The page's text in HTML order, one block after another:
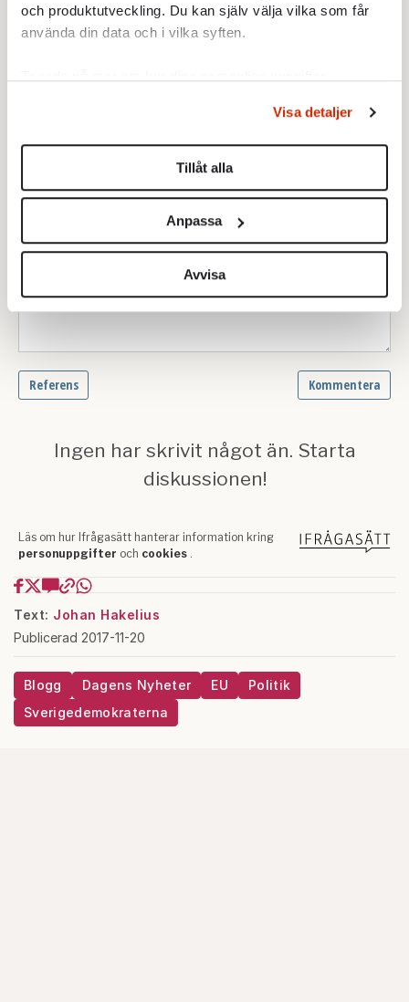
och produktutveckling. Du kan själv välja vilka som får
använda din data och i vilka syften.
Du kan ändra eller dra tillbaka ditt samtycke när som
helst från cookie-förklaringen.
Vi använder enhetsidentifierare för att anpassa innehållet
för sociala medier och analysera vår trafik. Vi
vidarebefordrar även sådana identifierare och annan
information från din enhet till de sociala medier och
annons- och analysföretag som vi samarbetar med.
Dessa kan i sin tur kombinera informationen med annan
Om du vill läsa mer om hur vi hanterar personuppgifter
kan du göra det
Visa detaljer
Tillåt alla
Anpassa
Avvisa
verkar man inte kunna lita på att någon
förmår tänka sammanhängande, så för
inte«.
Text: Johan Hakelius
Publicerad 2017-11-20
Blogg Dagens Nyheter EU
Politik
Sverigedemokraterna